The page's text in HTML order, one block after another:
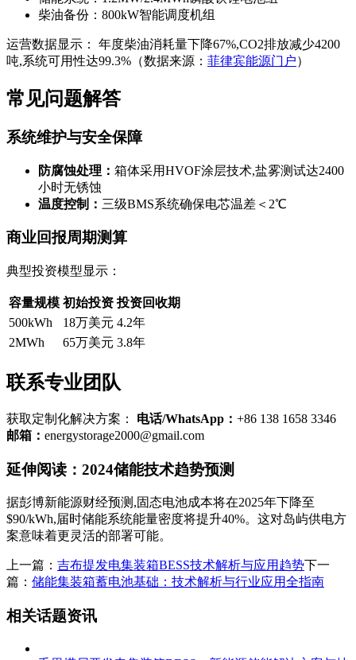
柴油备份：800kW智能调度机组
运营数据显示： 年度柴油消耗量下降67%,CO2排放减少4200
吨,系统可用性达99.3%（数据来源： 菲律宾能源门户）
常见问题解答
系统维护与安全保障
防腐蚀处理： 箱体采用HVOF涂层技术,盐雾测试达2400
小时无锈蚀
温度控制： 三级BMS系统确保电芯温差＜2℃
商业回报周期测算
典型投资模型显示：
容量规模 初始投资 投资回收期
500kWh
18万美元 4.2年
2MWh
65万美元 3.8年
联系专业团队
获取定制化解决方案： 电话/WhatsApp： +86 138 1658 3346
邮箱： energystorage2000@gmail.com
延伸阅读：2024储能技术趋势预测
据彭博新能源财经预测,固态电池成本将在2025年下降至
$90/kWh,届时储能系统能量密度将提升40%。这对岛屿供电方
案意味着更灵活的部署可能。
上一篇： 吉布提发电集装箱BESS技术解析与应用趋势下一
篇： 储能集装箱蓄电池基础：技术解析与行业应用全指南
相关话题资讯